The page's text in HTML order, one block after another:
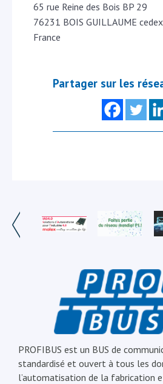
65 rue Reine des Bois BP 29
76231 BOIS GUILLAUME cedex
France
Partager sur les
PROFIBUS est un BUS de
standardisé et ouvert à tous les
l’automatisation de la fabrication